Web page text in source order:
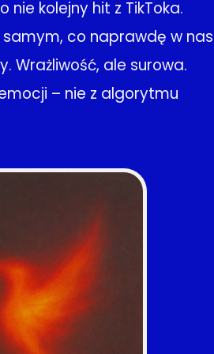
nie kolejny hit z TikToka.
co naprawdę w nas
Wrażliwość, ale surowa.
– nie z algorytmu